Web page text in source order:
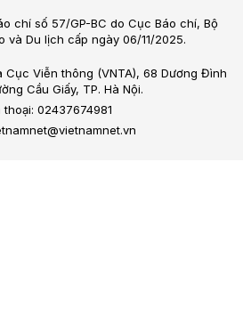
chí số 57/GP-BC do Cục Báo chí, Bộ
và Du lịch cấp ngày 06/11/2025.
Cục Viễn thông (VNTA), 68 Dương Đình
Cầu Giấy, TP. Hà Nội.
02437674981